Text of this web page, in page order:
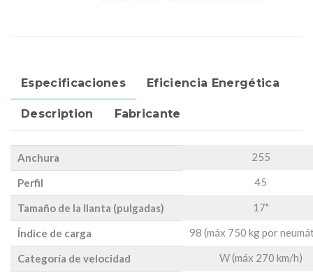
Especificaciones Eficiencia Energética
Description Fabricante
Anchura 255
Perfil 45
Tamaño de la llanta (pulgadas) 17"
Índice de carga 98 (máx 750 kg por
Categoría de velocidad W (máx 270 km/h)